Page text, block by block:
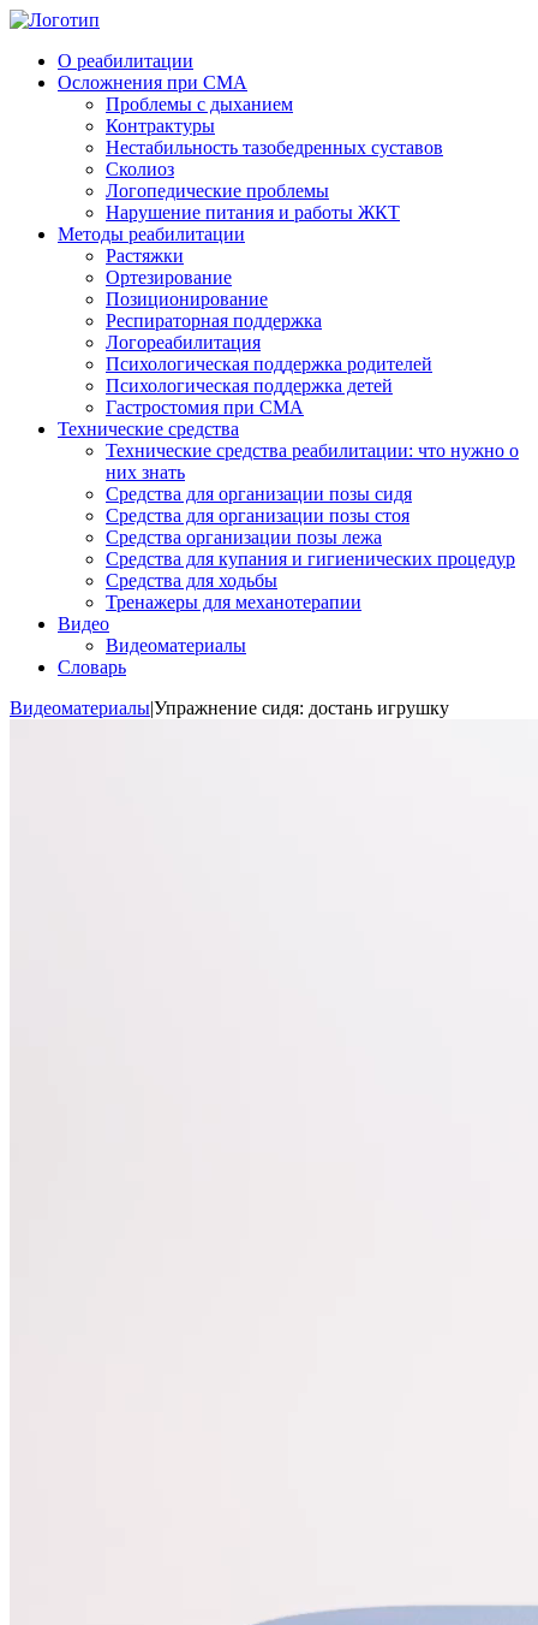
О реабилитации
Осложнения при СМА
Проблемы с дыханием
Контрактуры
Нестабильность тазобедренных суставов
Cколиоз
Логопедические проблемы
Нарушение питания и работы ЖКТ
Методы реабилитации
Растяжки
Ортезирование
Позиционирование
Респираторная поддержка
Логореабилитация
Психологическая поддержка родителей
Психологическая поддержка детей
Гастростомия при СМА
Технические средства
Технические средства реабилитации: что нужно о
них знать
Средства для организации позы сидя
Средства для организации позы стоя
Средства организации позы лежа
Средства для купания и гигиенических процедур
Средства для ходьбы
Тренажеры для механотерапии
Видео
Видеоматериалы
Словарь
Видеоматериалы|Упражнение сидя: достань игрушку